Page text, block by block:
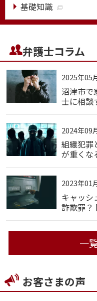
基礎知識
弁護士コラム
2025年05
沼津市で
士に相談
2024年09
組織犯罪
が重くな
2023年01
キャッシ
詐欺罪？
一
お客さまの声